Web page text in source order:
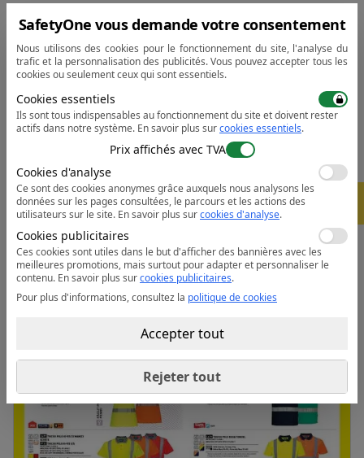
Caractéristiques:
• Tissu absorbant l'humidité et respirant, pour
maintenir l'utilisateur au chaud, au frais et au sec
• Bande rétro réfléchissante Tex Pro segmentée légère
et flexible pour plus de visibilité
• Le tissu a un facteur UPF 35 + qui bloque 97 % des
• Modèle supérieur avec Col contrastant avec liseré
fluorescent
• Aérations latérales pour plus de confort
• Conforme à la norme EN ISO 20471
• Conforme à la norme RIS 3279-TOM pour l'industrie
ferroviaire (orange uniquement)
• Certifié CE
SafetyOne vous demande votre consentement
Nous utilisons des cookies pour le fonctionnement du site, l'analyse du
trafic et la personnalisation des publicités. Vous pouvez accepter tous les
cookies ou seulement ceux qui sont essentiels.
Cookies essentiels
Ils sont tous indispensables au fonctionnement du site et doivent rester
actifs dans notre système. En savoir plus surcookies essentiels.
Prix affichés avec TVA
Cookies d'analyse
Ce sont des cookies anonymes grâce auxquels nous analysons les
données sur les pages consultées, le parcours et les actions des
utilisateurs sur le site. En savoir plus surcookies d'analyse.
Cookies publicitaires
Ces cookies sont utiles dans le but d'afficher des bannières avec les
meilleures promotions, mais surtout pour adapter et personnaliser le
contenu. En savoir plus surcookies publicitaires.
Pour plus d'informations, consultez la politique de cookies
Rejeter tout
Accepter tout